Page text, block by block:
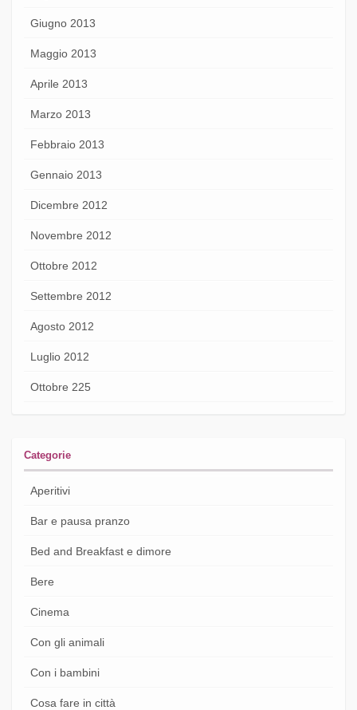
Giugno 2013
Maggio 2013
Aprile 2013
Marzo 2013
Febbraio 2013
Gennaio 2013
Dicembre 2012
Novembre 2012
Ottobre 2012
Settembre 2012
Agosto 2012
Luglio 2012
Ottobre 225
Categorie
Aperitivi
Bar e pausa pranzo
Bed and Breakfast e dimore
Bere
Cinema
Con gli animali
Con i bambini
Cosa fare in città